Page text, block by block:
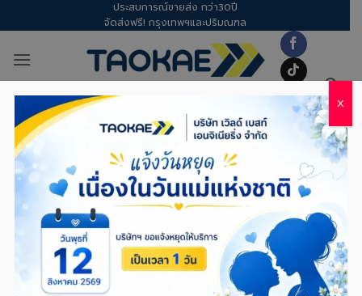
to
ประสบการณ์ขายส่ง กว่า30ปี
จัดส่งฟรี! กรุงเทพฯและปริมณฑล
เชือกใยยักษ์ – คู่มือเลือก ขนาดเชือก
ใยยักษ์ 4-26 มม. ให้เหมาะกับงานหนัก
(ทน UV ลอยน้ำได้)
X